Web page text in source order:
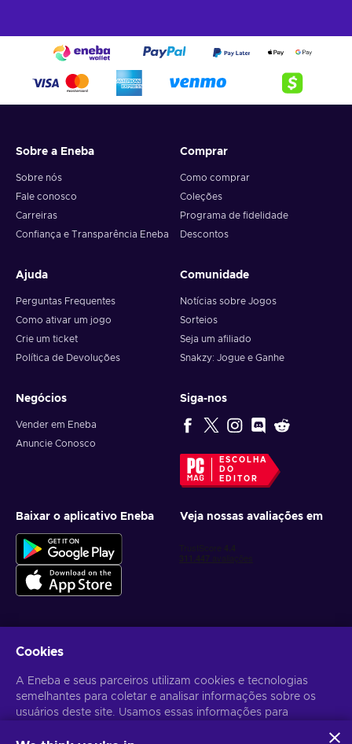
Sobre a Eneba
Sobre nós
Fale conosco
Carreiras
Confiança e Transparência Eneba
Comprar
Como comprar
Coleções
Programa de fidelidade
Descontos
Ajuda
Perguntas Frequentes
Como ativar um jogo
Crie um ticket
Política de Devoluções
Comunidade
Notícias sobre Jogos
Sorteios
Seja um afiliado
Snakzy: Jogue e Ganhe
Negócios
Vender em Eneba
Anuncie Conosco
Siga-nos
ESCOLHA
DO
EDITOR
Baixar o aplicativo Eneba Veja nossas avaliações em
Receba ofertas personalizadas de jogos
Inscrever-se
Você pode cancelar sua inscrição a qualquer momento. Acesse
Cookies
A Eneba e seus parceiros utilizam cookies e tecnologias
semelhantes para coletar e analisar informações sobre os
usuários deste site. Usamos essas informações para